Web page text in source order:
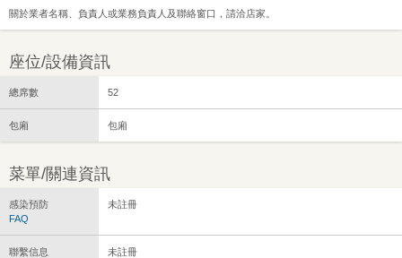
關於業者名稱、負責人或業務負責人及聯絡窗口，請洽店家。
座位/設備資訊
總席數 52
包廂 包廂
菜單/關連資訊
感染預防
FAQ
未註冊
聯繫信息 未註冊